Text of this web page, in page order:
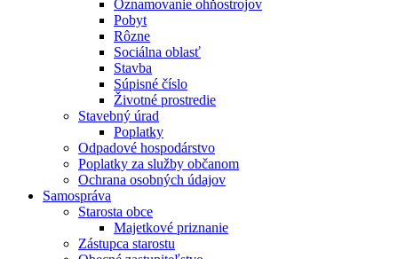
Oznamovanie ohňostrojov
Pobyt
Rôzne
Sociálna oblasť
Stavba
Súpisné číslo
Životné prostredie
Stavebný úrad
Poplatky
Odpadové hospodárstvo
Poplatky za služby občanom
Ochrana osobných údajov
Samospráva
Starosta obce
Majetkové priznanie
Zástupca starostu